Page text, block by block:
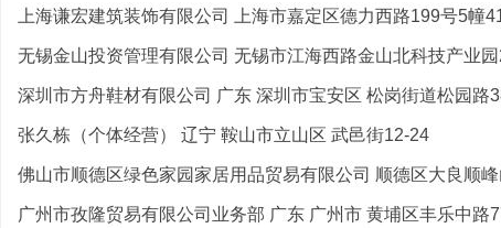
上海谦宏建筑装饰有限公司 上海市嘉定区德力西路199号5幢
无锡金山投资管理有限公司 无锡市江海西路金山北科技产业园
深圳市方舟鞋材有限公司 广东 深圳市宝安区 松岗街道松园路
张久栋（个体经营） 辽宁 鞍山市立山区 武邑街12-24
佛山市顺德区绿色家园家居用品贸易有限公司 顺德区大良顺峰
广州市孜隆贸易有限公司业务部 广东 广州市 黄埔区丰乐中路